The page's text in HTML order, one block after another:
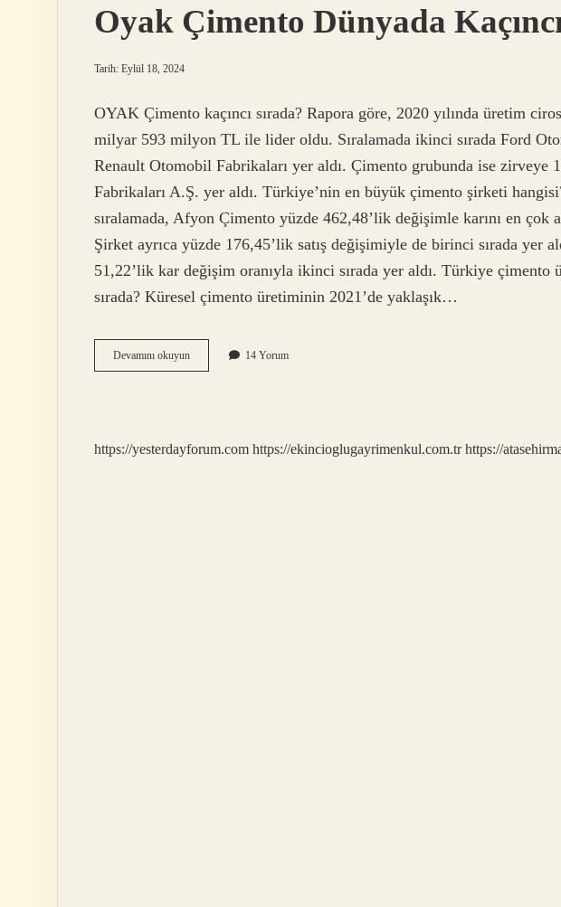
Oyak Çimento Dünyada
Tarih: Eylül 18, 2024
OYAK Çimento kaçıncı sırada? Rapora göre, 2020 yılında üretim
milyar 593 milyon TL ile lider oldu. Sıralamada ikinci sırada Ford
Renault Otomobil Fabrikaları yer aldı. Çimento grubunda ise zirveye
Fabrikaları A.Ş. yer aldı. Türkiye’nin en büyük çimento şirketi
sıralamada, Afyon Çimento yüzde 462,48’lik değişimle karını en çok
Şirket ayrıca yüzde 176,45’lik satış değişimiyle de birinci sırada yer
51,22’lik kar değişim oranıyla ikinci sırada yer aldı. Türkiye çimento
sırada? Küresel çimento üretiminin 2021’de yaklaşık…
Devamını okuyunOyak
Çimento
14 Yorum
https://yesterdayforum.com https://ekincioglugayrimenkul.com.tr https://